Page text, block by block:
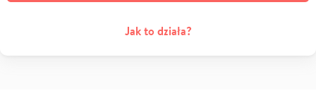
Jak to działa?